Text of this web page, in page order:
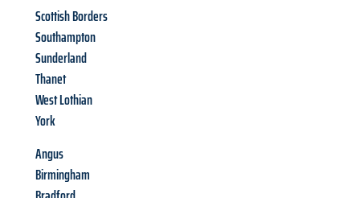
Scottish Borders
Southampton
Sunderland
Thanet
West Lothian
York
Angus
Birmingham